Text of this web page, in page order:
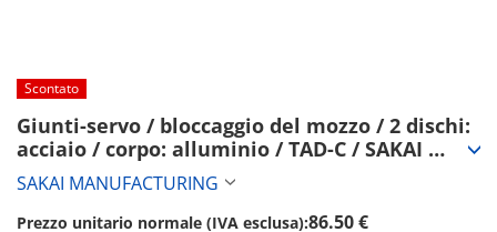
Scontato
Giunti-servo / bloccaggio del mozzo / 2 dischi:
acciaio / corpo: alluminio / TAD-C / SAKAI
MANUFACTURING (TAD-48C-12X14)
SAKAI MANUFACTURING
Prezzo unitario normale (IVA esclusa):86.50 €